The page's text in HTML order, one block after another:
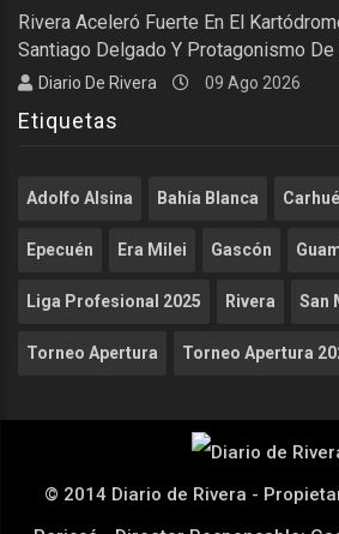
Rivera Aceleró Fuerte En El
Santiago Delgado Y Protagonismo De
Diario De Rivera 09 Ago 2026
Etiquetas
Adolfo Alsina Bahía Blanca Carhué
Epecuén Era Milei Gascón
Liga Profesional 2025 Rivera San
Torneo Apertura Torneo Apertura
© 2014 Diario de Rivera -